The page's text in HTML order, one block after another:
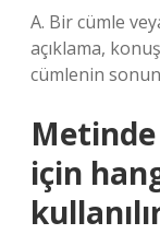
A. Bir cümle
açıklama,
cümlenin
için